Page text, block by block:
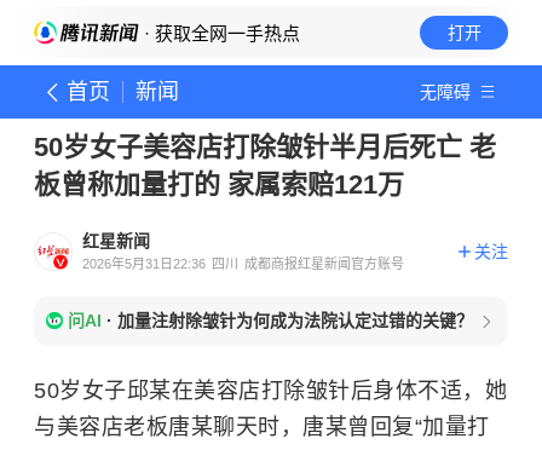
· 获取全网一手热点 打开
首页 新闻 无障碍
50岁女子美容店打除皱针半月后死亡 老
板曾称加量打的 家属索赔121万
红星新闻
2026年5月31日22:36 四川 成都商报红星新闻官方账号
关注
问AI · 加量注射除皱针为何成为法院认定过错的关键？
50岁女子邱某在美容店打除皱针后身体不适，她
与美容店老板唐某聊天时，唐某曾回复“加量打